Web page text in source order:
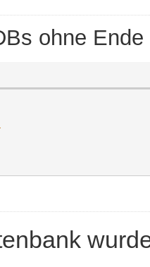
ohne Ende